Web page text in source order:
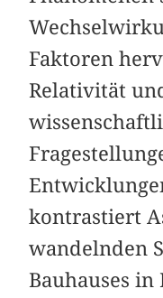
Faktoren
Relativität
kontrastiert
wandelnden
Bauhauses